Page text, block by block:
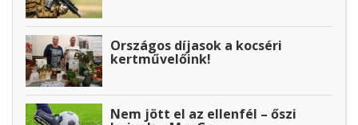
Országos díjasok a kocséri
kertművelőink!
Nem jött el az ellenfél – őszi